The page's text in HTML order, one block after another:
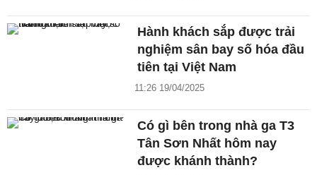
Hành khách sắp được trải
nghiệm sân bay số hóa đầu
tiên tại Việt Nam
11:26 19/04/2025
Có gì bên trong nhà ga T3
Tân Sơn Nhất hôm nay
được khánh thành?